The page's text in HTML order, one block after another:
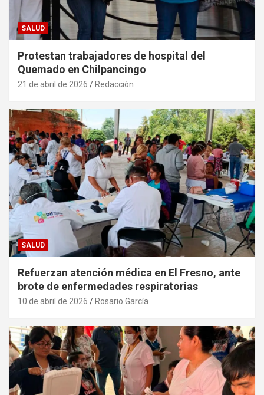
SALUD
Protestan trabajadores de hospital del
Quemado en Chilpancingo
21 de abril de 2026 Redacción
SALUD
Refuerzan atención médica en El Fresno, ante
brote de enfermedades respiratorias
10 de abril de 2026 Rosario García